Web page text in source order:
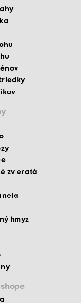
zvieratá
hmyz